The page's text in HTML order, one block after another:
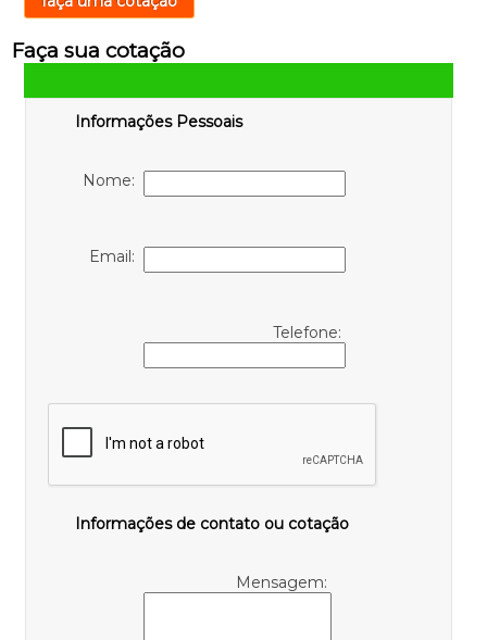
Faça sua cotação
Informações Pessoais
Nome:
Email:
Telefone:
Informações de contato ou cotação
Mensagem: